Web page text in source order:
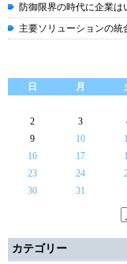
防御限界の時代に企業
主要ソリューションの統
日
月
2
3
9
10
16
17
23
24
30
31
カテゴリー